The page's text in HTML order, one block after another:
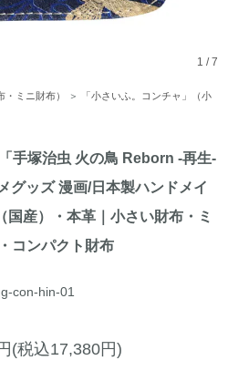
1 /7
ミニ財布） ＞
「小さいふ。コンチャ」（小
手塚治虫 火の鳥 Reborn -再生-
グッズ 漫画/日本製ハンドメイ
国産）・本革｜小さい財布・ミ
コンパクト財布
con-hin-01
(税込17,380円)